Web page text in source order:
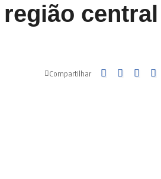
Compartilhar